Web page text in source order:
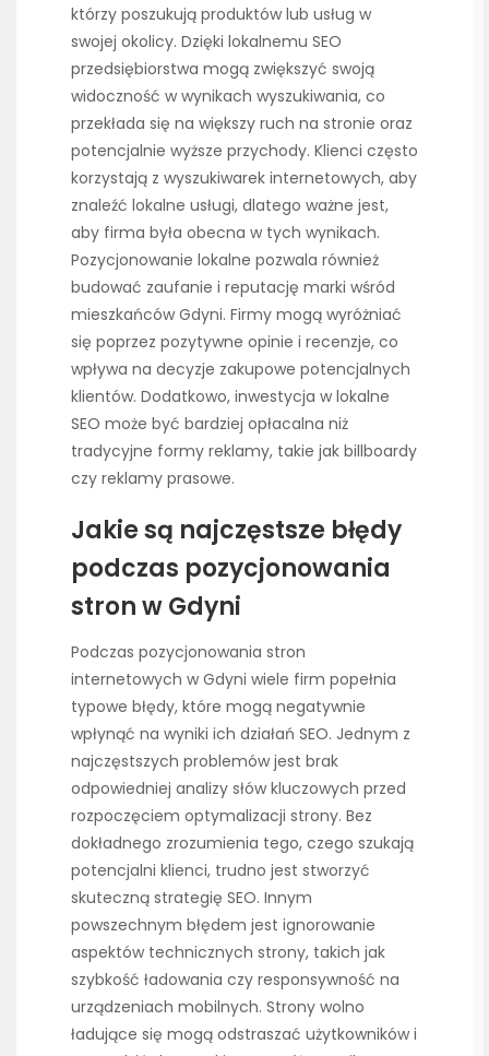
którzy poszukują produktów lub usług w
swojej okolicy. Dzięki lokalnemu SEO
przedsiębiorstwa mogą zwiększyć swoją
widoczność w wynikach wyszukiwania, co
przekłada się na większy ruch na stronie oraz
potencjalnie wyższe przychody. Klienci często
korzystają z wyszukiwarek internetowych, aby
znaleźć lokalne usługi, dlatego ważne jest,
aby firma była obecna w tych wynikach.
Pozycjonowanie lokalne pozwala również
budować zaufanie i reputację marki wśród
mieszkańców Gdyni. Firmy mogą wyróżniać
się poprzez pozytywne opinie i recenzje, co
wpływa na decyzje zakupowe potencjalnych
klientów. Dodatkowo, inwestycja w lokalne
SEO może być bardziej opłacalna niż
tradycyjne formy reklamy, takie jak billboardy
czy reklamy prasowe.
Jakie są najczęstsze błędy
podczas pozycjonowania
stron w Gdyni
Podczas pozycjonowania stron
internetowych w Gdyni wiele firm popełnia
typowe błędy, które mogą negatywnie
wpłynąć na wyniki ich działań SEO. Jednym z
najczęstszych problemów jest brak
odpowiedniej analizy słów kluczowych przed
rozpoczęciem optymalizacji strony. Bez
dokładnego zrozumienia tego, czego szukają
potencjalni klienci, trudno jest stworzyć
skuteczną strategię SEO. Innym
powszechnym błędem jest ignorowanie
aspektów technicznych strony, takich jak
szybkość ładowania czy responsywność na
urządzeniach mobilnych. Strony wolno
ładujące się mogą odstraszać użytkowników i